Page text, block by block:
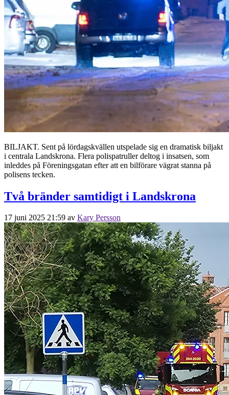
BILJAKT. Sent på lördagskvällen utspelade sig en dramatisk biljakt
i centrala Landskrona. Flera polispatruller deltog i insatsen, som
inleddes på Föreningsgatan efter att en bilförare vägrat stanna på
polisens tecken.
Två bränder samtidigt i Landskrona
17 juni 2025 21:59 av Kary Persson